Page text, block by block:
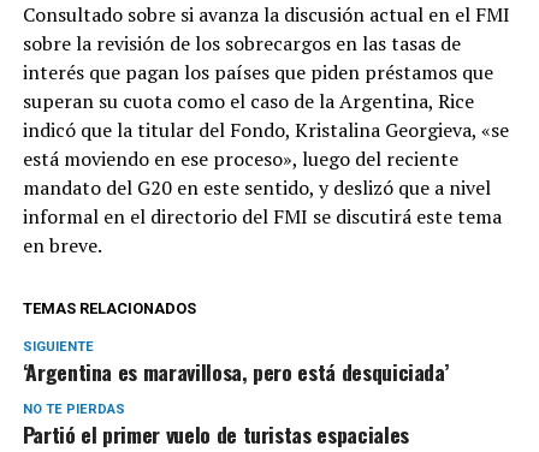
Consultado sobre si avanza la discusión actual en el FMI
sobre la revisión de los sobrecargos en las tasas de
interés que pagan los países que piden préstamos que
superan su cuota como el caso de la Argentina, Rice
indicó que la titular del Fondo, Kristalina Georgieva, «se
está moviendo en ese proceso», luego del reciente
mandato del G20 en este sentido, y deslizó que a nivel
informal en el directorio del FMI se discutirá este tema
en breve.
TEMAS RELACIONADOS
SIGUIENTE
‘Argentina es maravillosa, pero está desquiciada’
NO TE PIERDAS
Partió el primer vuelo de turistas espaciales